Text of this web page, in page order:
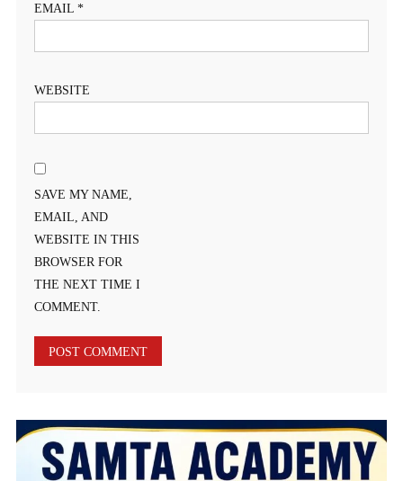
EMAIL *
WEBSITE
SAVE MY NAME,
EMAIL, AND
WEBSITE IN THIS
BROWSER FOR
THE NEXT TIME I
COMMENT.